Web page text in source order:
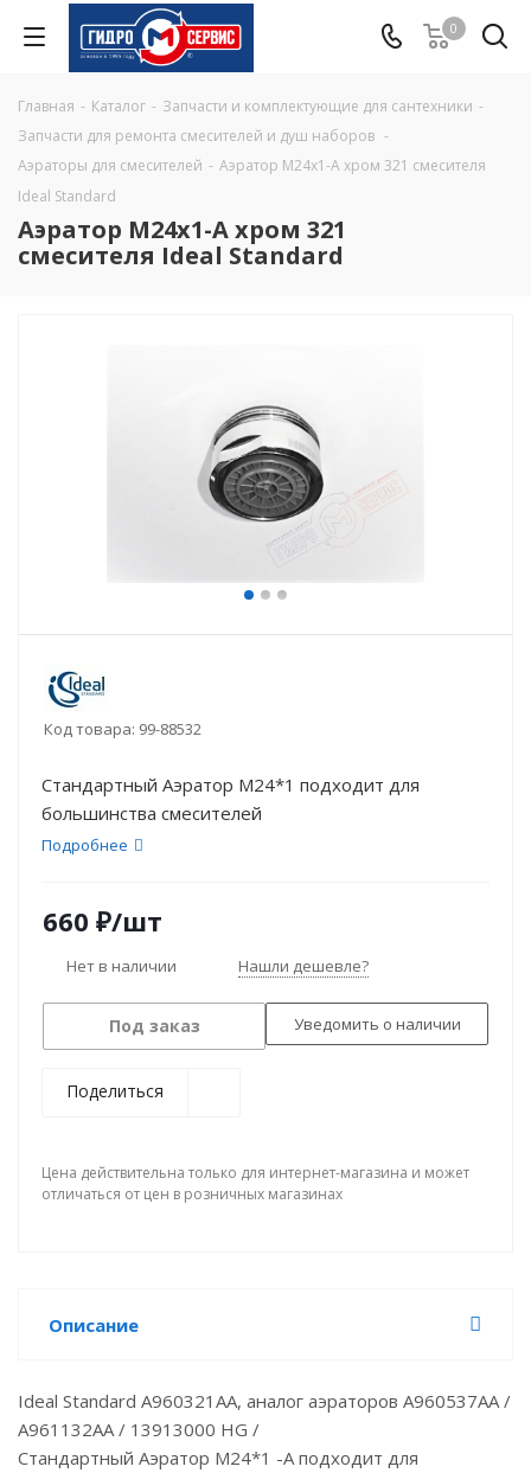
0
Главная - Каталог - Запчасти и комплектующие для сантехники -
Запчасти для ремонта смесителей и душ наборов -
Аэраторы для смесителей - Аэратор M24x1-A хром 321 смесителя
Ideal Standard
Аэратор M24x1-A хром 321
смесителя Ideal Standard
Код товара: 99-88532
Стандартный Аэратор M24*1 подходит для
большинства смесителей
Подробнее
660 ₽/шт
Нет в наличии Нашли дешевле?
Под заказ Уведомить о наличии
Поделиться
Цена действительна только для интернет-магазина и может
отличаться от цен в розничных магазинах
Описание
Ideal Standard А960321АА, аналог аэраторов A960537AA /
A961132AA / 13913000 HG /
Стандартный Аэратор M24*1 -A подходит для